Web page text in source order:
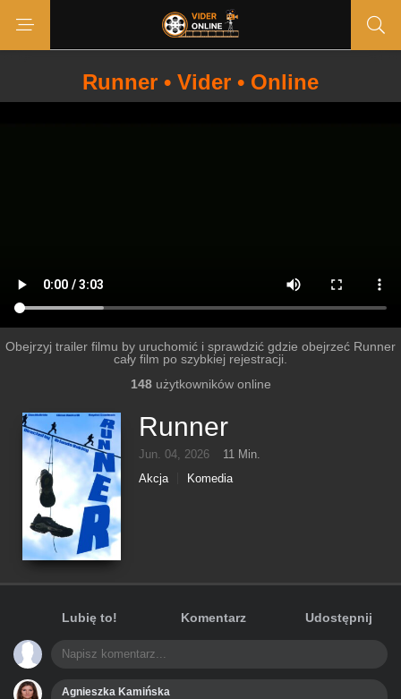
Runner • Vider • Online
Obejrzyj trailer filmu by uruchomić i sprawdzić gdzie obejrzeć Runner
cały film po szybkiej rejestracji.
148użytkowników online
Runner
Jun. 04, 2026
11 Min.
Akcja
Komedia
Lubię to! Komentarz Udostępnij
Agnieszka Kamińska